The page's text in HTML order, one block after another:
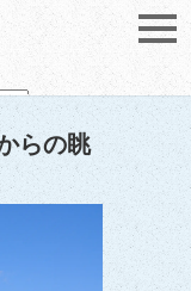
Translate
らの眺